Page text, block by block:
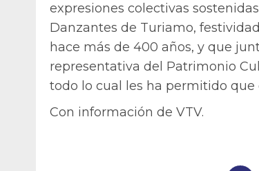
expresiones colectivas
Danzantes de Turiamo,
hace más de 400 años, y que
representativa del Patrimonio
todo lo cual les ha permitido
Con información de VTV.